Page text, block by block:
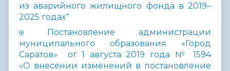
из аварийного жилищного фонда в 2019–
2025 годах“
Постановление администрации
муниципального образования «Город
Саратов» от 1 августа 2019 года № 1594
«О внесении изменений в постановление